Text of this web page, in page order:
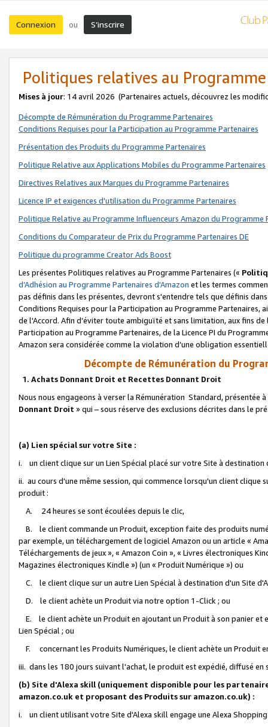
Connexion ou S’inscrire
Politiques relatives au
Mises à jour: 14 avril 2026 (Partenaires actuels, découvrez les
Décompte de Rémunération du Programme Partenaires
Conditions Requises pour la Participation au Programme Partenaires
Présentation des Produits du Programme Partenaires
Politique Relative aux Applications Mobiles du Programme Partenaires
Directives Relatives aux Marques du Programme Partenaires
Licence IP et exigences d'utilisation du Programme Partenaires
Politique Relative au Programme Influenceurs Amazon du Programme
Conditions du Comparateur de Prix du Programme Partenaires DE
Politique du programme Creator Ads Boost
Les présentes Politiques relatives au Programme Partenaires («
d’Adhésion au Programme Partenaires d'Amazon et les termes
pas définis dans les présentes, devront s'entendre tels que définis
Conditions Requises pour la Participation au Programme Partenaires,
de l'Accord. Afin d’éviter toute ambiguïté et sans limitation, aux fins
Participation au Programme Partenaires, de la Licence PI du
Amazon sera considérée comme la violation d’une obligation
Décompte de Rémunération du
1. Achats Donnant Droit et Recettes Donnant Droit
Nous nous engageons à verser la Rémunération Standard, présentée
Donnant Droit » qui – sous réserve des exclusions décrites dans le
(a) Lien spécial sur votre Site :
i. un client clique sur un Lien Spécial placé sur votre Site à destination
ii. au cours d'une même session, qui commence lorsqu'un client
produit :
A. 24 heures se sont écoulées depuis le clic,
B. le client commande un Produit, exception faite des produits
par exemple, un téléchargement de logiciel Amazon ou un article «
Téléchargements de jeux », « Amazon Coin », « Livres électroniques
Magazines électroniques Kindle ») (un « Produit Numérique ») ou
C. le client clique sur un autre Lien Spécial à destination d'un Site
D. le client achète un Produit via notre option 1-Click ; ou
E. le client achète un Produit en ajoutant un Produit à son panier et
Lien Spécial ; ou
F. concernant les Produits Numériques, le client achète un Produit
iii. dans les 180 jours suivant l'achat, le produit est expédié, diffusé
(b) Site d'Alexa skill (uniquement disponible pour les
amazon.co.uk et proposant des Produits sur amazon.co.uk) :
i. un client utilisant votre Site d'Alexa skill engage une Alexa